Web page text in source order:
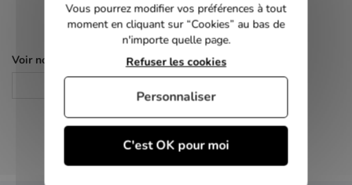
Voir nos autres pages :
Jeux Switch
Vous pourrez modifier vos préférences à tout
moment en cliquant sur “Cookies” au bas de
n'importe quelle page.
C'est OK pour moi
Refuser les cookies
Personnaliser